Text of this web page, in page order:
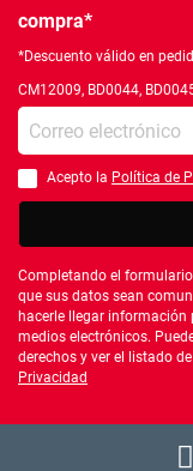
compra*
*Descuento válido en
CM12009, BD0044,
Introduce tu e-mail
Debes aceptar la política
Acepto la Política de
Completando el
que sus datos sean
hacerle llegar
medios electrónicos.
derechos y ver el listado
Privacidad